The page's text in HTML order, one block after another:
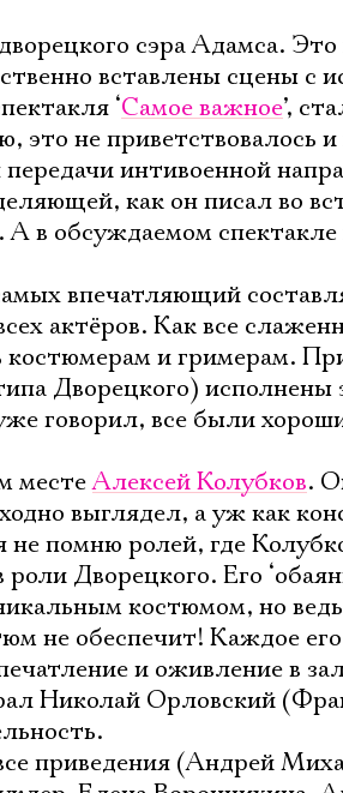
сэра Адамса.
вставлены сцены с
‘Самое важное’,
это не приветствовалось
передачи интивоенной
как он писал во
А в обсуждаемом спектакле
впечатляющий
актёров. Как все
костюмерам и гримерам.
Дворецкого) исполнены
говорил, все были
местеАлексей Колубков.
выглядел, а уж как
помню ролей, где
Дворецкого. Его
костюмом, но
не обеспечит! Каждое
и оживление в
Николай Орловский
приведения (Андрей
Электропочта
Имя
Ознакомиться